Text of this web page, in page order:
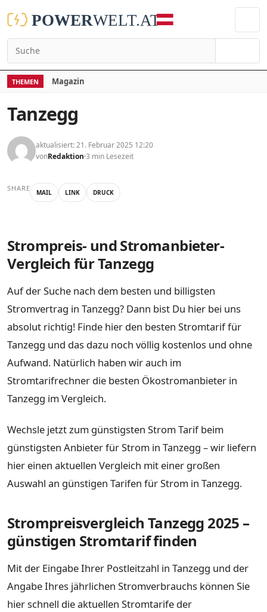
THEMEN Magazin
Tanzegg
aktualisiert: 21. Februar 2025 12:20
vonRedaktion 3 min Lesezeit
SHARE MAIL LINK DRUCK
Strompreis- und Stromanbieter-
Vergleich für Tanzegg
Auf der Suche nach dem besten und billigsten
Stromvertrag in Tanzegg? Dann bist Du hier bei uns
absolut richtig! Finde hier den besten Stromtarif für
Tanzegg und das dazu noch völlig kostenlos und ohne
Aufwand. Natürlich haben wir auch im
Stromtarifrechner die besten Ökostromanbieter in
Tanzegg im Vergleich.
Wechsle jetzt zum günstigsten Strom Tarif beim
günstigsten Anbieter für Strom in Tanzegg – wir liefern
hier einen aktuellen Vergleich mit einer großen
Auswahl an günstigen Tarifen für Strom in Tanzegg.
Strompreisvergleich Tanzegg 2025 –
günstigen Stromtarif finden
Mit der Eingabe Ihrer Postleitzahl in Tanzegg und der
Angabe Ihres jährlichen Stromverbrauchs können Sie
hier schnell die aktuellen Stromtarife der